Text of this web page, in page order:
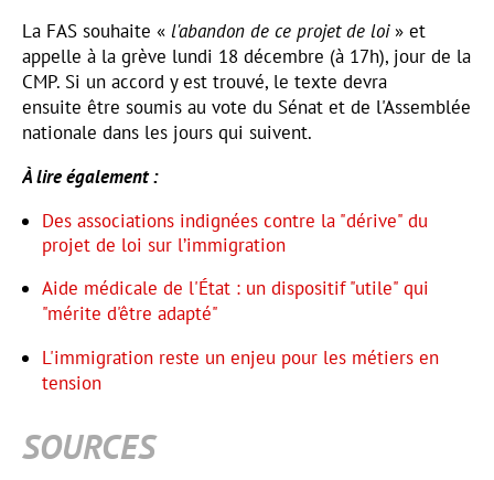
La FAS souhaite « l'abandon de ce projet de loi» et
appelle à la grève lundi 18 décembre (à 17h), jour de la
CMP. Si un accord y est trouvé, le texte devra
ensuite être soumis au vote du Sénat et de l'Assemblée
nationale dans les jours qui suivent.
À lire également :
Des associations indignées contre la "dérive" du
projet de loi sur l’immigration
Aide médicale de l'État : un dispositif "utile" qui
"mérite d'être adapté"
L'immigration reste un enjeu pour les métiers en
tension
SOURCES